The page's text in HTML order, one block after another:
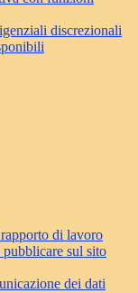
discrezionali
di lavoro
sul sito
dei dati